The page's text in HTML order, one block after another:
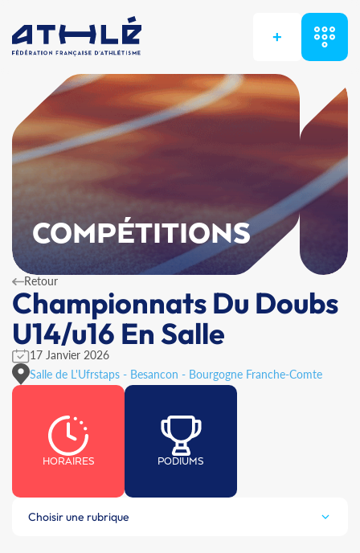
+
COMPÉTITIONS
Retour
Championnats Du Doubs
U14/u16 En Salle
17 Janvier 2026
Salle de L'Ufrstaps - Besancon - Bourgogne Franche-Comte
HORAIRES PODIUMS
Choisir une rubrique